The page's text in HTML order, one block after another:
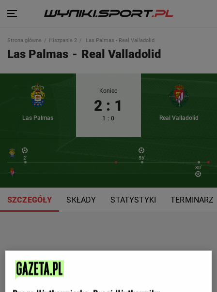
Strona główna Hiszpania 2 Las Palmas - Real Valladolid
Las Palmas - Real Valladolid
Las Palmas
Koniec
2 : 1
1 : 0 Real Valladolid
2'
56'
80'
SZCZEGÓŁY SKŁADY STATYSTYKI TERMINARZ